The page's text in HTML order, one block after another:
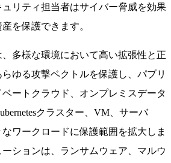
リティ担当者はサイバー脅威を効果
を保護できます。
多様な環境において高い拡張性と正
ゆる攻撃ベクトルを保護し、パブリ
ートクラウド、オンプレミスデータ
クラスター、VM、サーバ
ワークロードに保護範囲を拡大しま
ションは、ランサムウェア、マルウ